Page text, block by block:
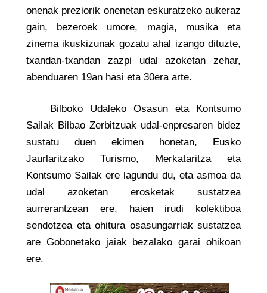
onenak preziorik onenetan eskuratzeko aukeraz
gain, bezeroek umore, magia, musika eta
zinema ikuskizunak gozatu ahal izango dituzte,
txandan-txandan zazpi udal azoketan zehar,
abenduaren 19an hasi eta 30era arte.
Bilboko Udaleko Osasun eta Kontsumo
Sailak Bilbao Zerbitzuak udal-enpresaren bidez
sustatu duen ekimen honetan, Eusko
Jaurlaritzako Turismo, Merkataritza eta
Kontsumo Sailak ere lagundu du, eta asmoa da
udal azoketan erosketak sustatzea
aurrerantzean ere, haien irudi kolektiboa
sendotzea eta ohitura osasungarriak sustatzea
are Gobonetako jaiak bezalako garai ohikoan
ere.